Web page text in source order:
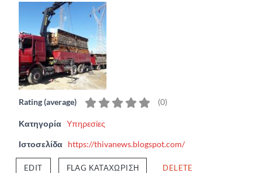
Rating (average) (0)
Κατηγορία Υπηρεσίες
Ιστοσελίδα https://thivanews.blogspot.com/
EDIT FLAG ΚΑΤΑΧΏΡΙΣΗ DELETE